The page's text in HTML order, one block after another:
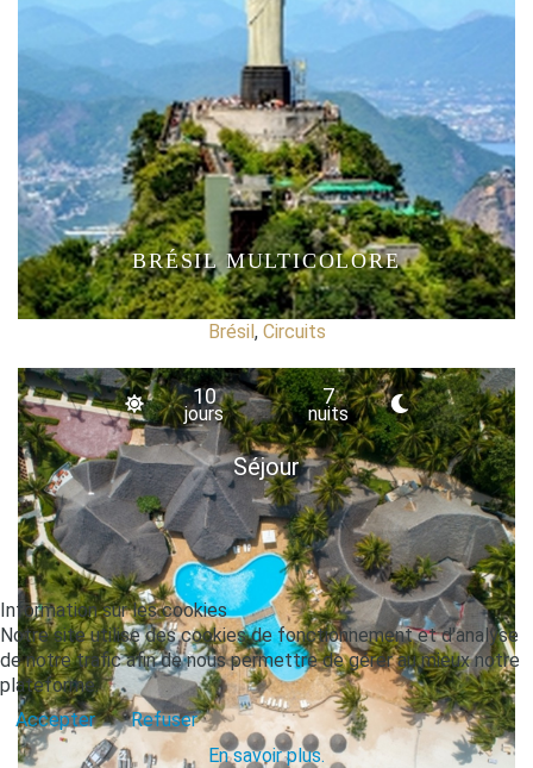
BRÉSIL MULTICOLORE
Brésil, Circuits
Séjour
10
jours
7
nuits
Information sur les cookies
Notre site utilise des cookies de fonctionnement et d'analyse
de notre trafic afin de nous permettre de gérer au mieux notre
plateforme.
Accepter
Refuser
En savoir plus.